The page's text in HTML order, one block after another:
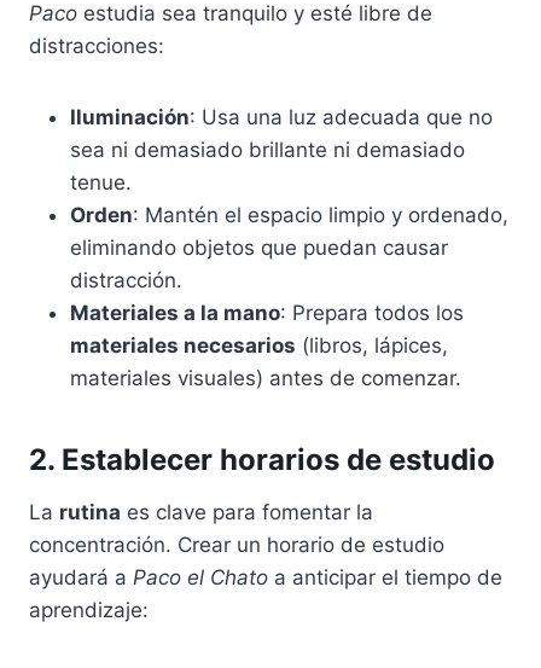
Paco estudia sea tranquilo y esté libre de
distracciones:
Iluminación: Usa una luz adecuada que no
sea ni demasiado brillante ni demasiado
tenue.
Orden: Mantén el espacio limpio y ordenado,
eliminando objetos que puedan causar
distracción.
Materiales a la mano: Prepara todos los
materiales necesarios (libros, lápices,
materiales visuales) antes de comenzar.
2. Establecer horarios de estudio
La rutina es clave para fomentar la
concentración. Crear un horario de estudio
ayudará a Paco el Chato a anticipar el tiempo de
aprendizaje: